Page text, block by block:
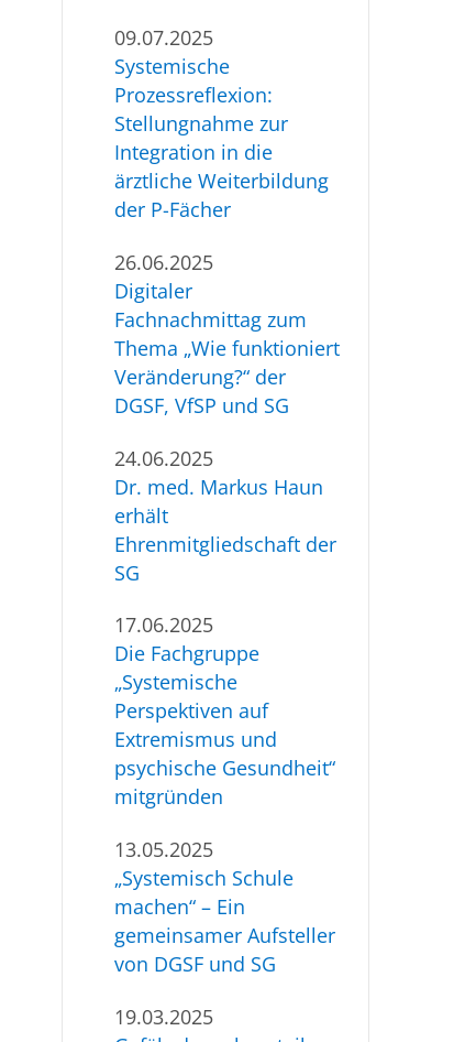
09.07.2025
Systemische
Prozessreflexion:
Stellungnahme zur
Integration in die
ärztliche Weiterbildung
der P-Fächer
26.06.2025
Digitaler
Fachnachmittag zum
Thema „Wie funktioniert
Veränderung?“ der
DGSF, VfSP und SG
24.06.2025
Dr. med. Markus Haun
erhält
Ehrenmitgliedschaft der
SG
17.06.2025
Die Fachgruppe
„Systemische
Perspektiven auf
Extremismus und
psychische Gesundheit“
mitgründen
13.05.2025
„Systemisch Schule
machen“ – Ein
gemeinsamer Aufsteller
von DGSF und SG
19.03.2025